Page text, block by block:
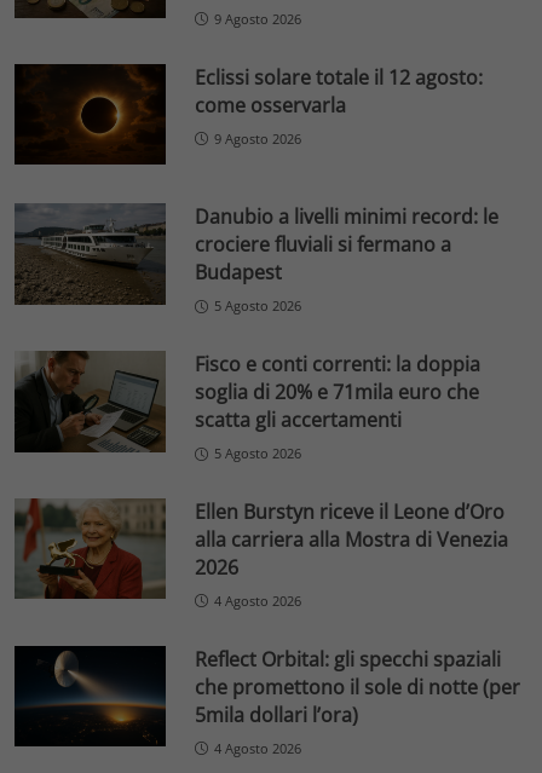
9 Agosto 2026
Eclissi solare totale il 12 agosto:
come osservarla
9 Agosto 2026
Danubio a livelli minimi record: le
crociere fluviali si fermano a
Budapest
5 Agosto 2026
Fisco e conti correnti: la doppia
soglia di 20% e 71mila euro che
scatta gli accertamenti
5 Agosto 2026
Ellen Burstyn riceve il Leone d’Oro
alla carriera alla Mostra di Venezia
2026
4 Agosto 2026
Reflect Orbital: gli specchi spaziali
che promettono il sole di notte (per
5mila dollari l’ora)
4 Agosto 2026